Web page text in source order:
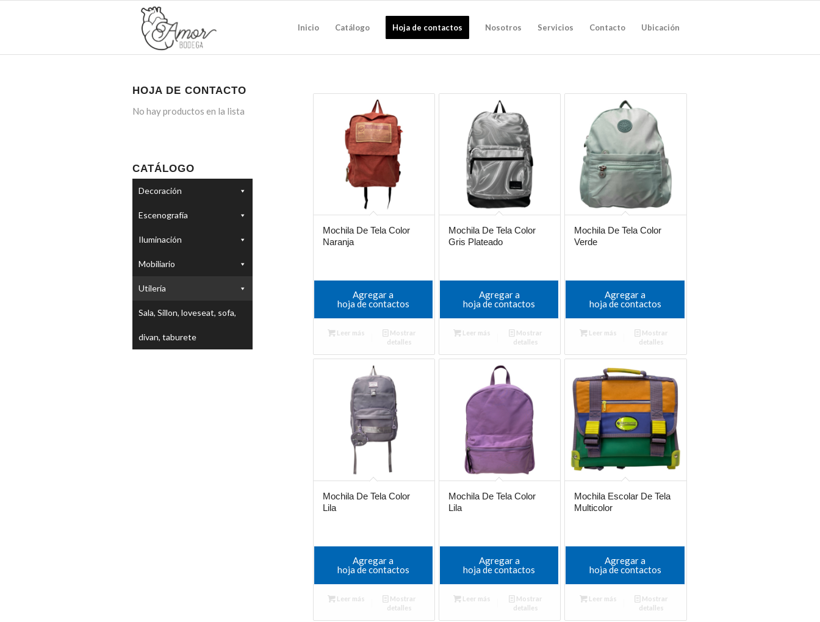
Inicio Catálogo Hoja de contactos Nosotros Servicios Contacto Ubicación
Mochila De Tela Color
Naranja
Agregar a
hoja de contactos
Leer más
Mostrar
detalles
Mochila De Tela Color
Gris Plateado
Agregar a
hoja de contactos
Leer más
Mostrar
detalles
Mochila De Tela Color
Verde
Agregar a
hoja de contactos
Leer más
Mostrar
detalles
Mochila De Tela Color
Lila
Agregar a
hoja de contactos
Leer más
Mostrar
detalles
Mochila De Tela Color
Lila
Agregar a
hoja de contactos
Leer más
Mostrar
detalles
Mochila Escolar De Tela
Multicolor
Agregar a
hoja de contactos
Leer más
Mostrar
detalles
HOJA DE CONTACTO
No hay productos en la lista
CATÁLOGO
Decoración
Escenografía
Iluminación
Mobiliario
Utilería
Sala, Sillon, loveseat, sofa,
divan, taburete